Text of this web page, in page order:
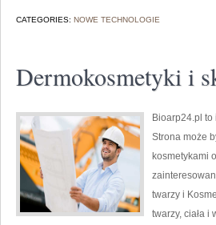
CATEGORIES: NOWE TECHNOLOGIE
Dermokosmetyki i
Bioarp24.pl
Strona może
kosmetykami
twarzy i
twarzy, ciała i